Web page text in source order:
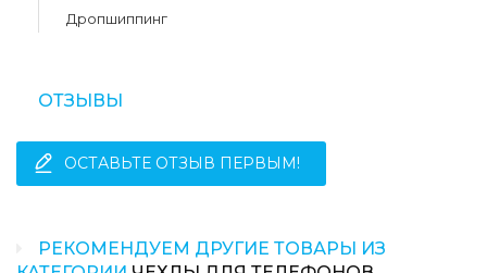
Дропшиппинг
ОТЗЫВЫ
ОСТАВЬТЕ ОТЗЫВ ПЕРВЫМ!
РЕКОМЕНДУЕМ ДРУГИЕ ТОВАРЫ ИЗ